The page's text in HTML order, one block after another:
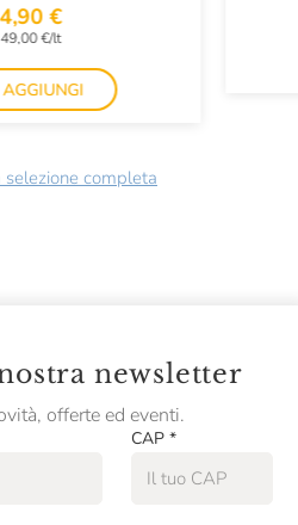
4,90 €
49,00 €/lt
AGGIUNGI
selezione completa
newsletter
offerte ed eventi.
CAP *